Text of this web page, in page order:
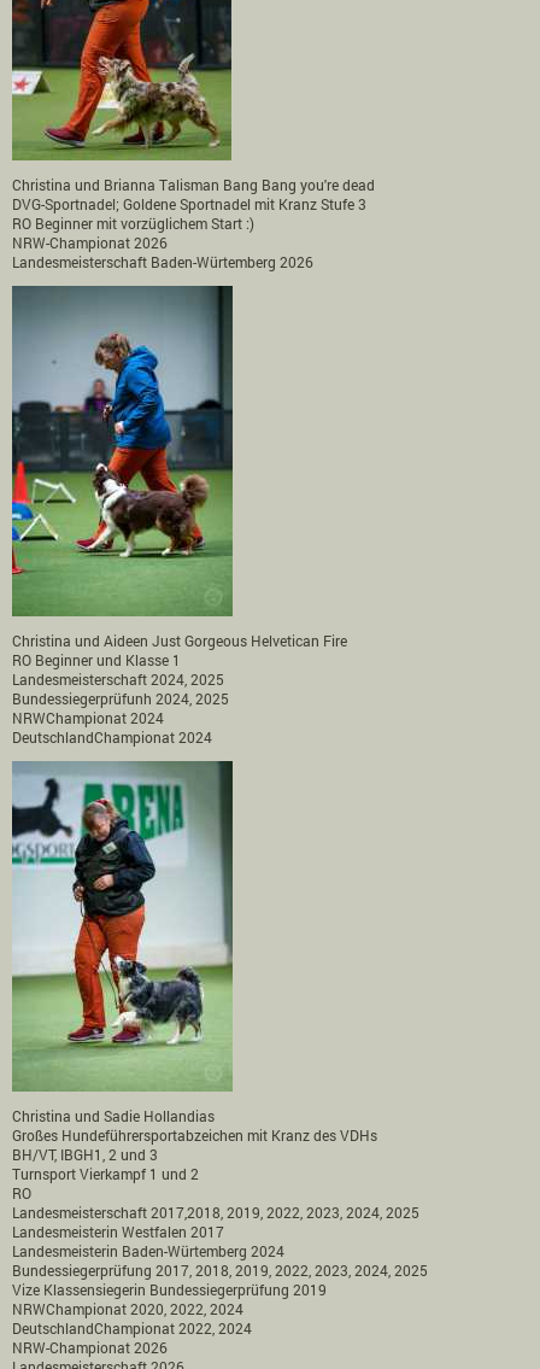
Christina und Brianna Talisman Bang Bang you're dead
DVG-Sportnadel; Goldene Sportnadel mit Kranz Stufe 3
RO Beginner mit vorzüglichem Start :)
NRW-Championat 2026
Landesmeisterschaft Baden-Würtemberg 2026
Christina und Aideen Just Gorgeous Helvetican Fire
RO Beginner und Klasse 1
Landesmeisterschaft 2024, 2025
Bundessiegerprüfunh 2024, 2025
NRWChampionat 2024
DeutschlandChampionat 2024
Christina und Sadie Hollandias
Großes Hundeführersportabzeichen mit Kranz des VDHs
BH/VT, IBGH1, 2 und 3
Turnsport Vierkampf 1 und 2
RO
Landesmeisterschaft 2017,2018, 2019, 2022, 2023, 2024, 2025
Landesmeisterin Westfalen 2017
Landesmeisterin Baden-Würtemberg 2024
Bundessiegerprüfung 2017, 2018, 2019, 2022, 2023, 2024, 2025
Vize Klassensiegerin Bundessiegerprüfung 2019
NRWChampionat 2020, 2022, 2024
DeutschlandChampionat 2022, 2024
NRW-Championat 2026